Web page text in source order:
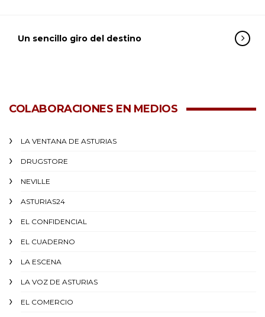
Un sencillo giro del destino
COLABORACIONES EN MEDIOS
LA VENTANA DE ASTURIAS
DRUGSTORE
NEVILLE
ASTURIAS24
EL CONFIDENCIAL
EL CUADERNO
LA ESCENA
LA VOZ DE ASTURIAS
EL COMERCIO